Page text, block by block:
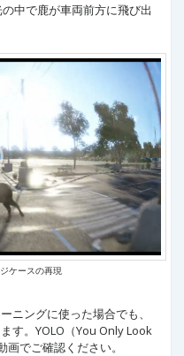
中で鹿が車両前方に飛び出
ケースの再現
ニングに使った場合でも、
す。YOLO（You Only Look
でご確認ください。